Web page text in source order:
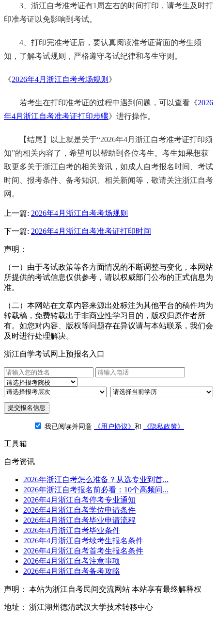
3、浙江自考准考证有1周左右的时间打印，请考生及时打
印准考证以免影响到考试。
4、打印完准考证后，要认真阅读准考证背面的考生须
知，了解考试规则，严格遵守考试纪律和考生守则。
《2026年4月浙江自考考场规则 》
若考生在打印准考证的过程中遇到问题，可以查看《2026
年4月浙江自考准考证打印步骤》进行操作。
【结尾】以上就是关于“2026年4月浙江自考准考证打印须
知”的相关内容了，希望可以帮助到各位考生。考生如果想获
取更多关于浙江自考的相关资讯，如成人自考报名时间、考试
时间、报考条件、备考知识、相关新闻等，敬请关注浙江自考
网。
上一篇: 2026年4月浙江自考考场规则
下一篇: 2026年4月浙江自考准考证打印时间
声明：
（一）由于考试政策等各方面情况的不断调整与变化，本网站
所提供的考试信息仅供参考，请以权威部门公布的正式信息为
准。
（二）本网站在文章内容来源出处标注为其他平台的稿件均为
转载稿，免费转载出于非商业性学习目的，版权归原作者所
有。如您对内容、版权等问题存在异议请与本站联系，我们会
及时进行处理解决。
浙江自学考试网上预报名入口
提交报名信息
我已阅读并同意 《用户协议》 和 《隐私政策》
工具箱
自考资讯
2026年浙江自考怎么准备？从选专业到首...
2026年浙江自考报名前必看：10个高频问...
2026年4月浙江自考停考专业通知
2026年4月浙江自考学位申请条件
2026年4月浙江自考毕业申请流程
2026年4月浙江自考毕业条件
2026年4月浙江自考续考生报名条件
2026年4月浙江自考首考生报名条件
2026年4月浙江自考注意事项
2026年4月浙江自考备考攻略
声明： 本站为浙江自考民间交流网站 本站享有最终解释权
地址： 浙江湖州德清武汉大学技术转移中心